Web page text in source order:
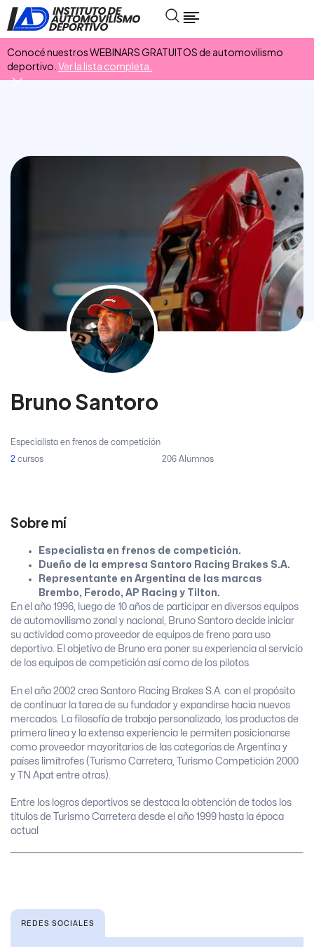
Conocé nuestros WEBINARS GRATUITOS de automovilismo
deportivo. Ver la lista completa.
Bruno Santoro
Especialista en frenos de competición
2 cursos 206 Alumnos
Sobre mí
Especialista en frenos de competición.
Dueño de la empresa Santoro Racing Brakes S.A.
Representante en Argentina de las marcas
Brembo, Ferodo, AP Racing y Tilton.
En el año 1996, luego de 10 años de participar en diversos equipos
de automovilismo zonal y nacional, Bruno Santoro decide iniciar
su actividad como proveedor de equipos de freno para uso
deportivo. El objetivo de Bruno era poner su experiencia al servicio
de los equipos de competición así como de los pilotos.
En el año 2002 crea Santoro Racing Brakes S.A. con el propósito
de continuar la tarea de su fundador y expandirse hacia nuevos
mercados. La filosofía de trabajo personalizado, los productos de
primera línea y la extensa experiencia le permiten posicionarse
como proveedor mayoritarios de las categorías de Argentina y
países limítrofes (Turismo Carretera, Turismo Competición 2000
y TN Apat entre otras).
Entre los logros deportivos se destaca la obtención de todos los
títulos de Turismo Carretera desde el año 1999 hasta la época
actual
REDES SOCIALES